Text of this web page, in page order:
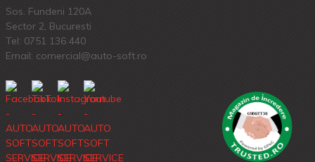
Sos. Fundeni 120A
Sector 2, Bucuresti
Tel: 0751 136 440
Email: comercial@auto-soft.ro